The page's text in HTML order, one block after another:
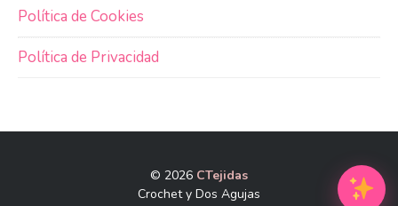
Política de Cookies
Política de Privacidad
© 2026 CTejidas
Crochet y Dos Agujas